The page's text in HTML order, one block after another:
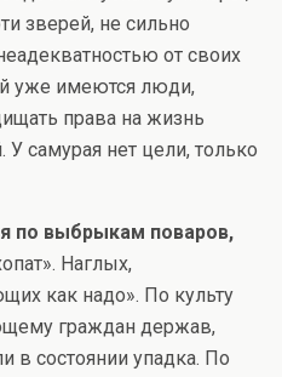
зверей, не сильно
от своих
уже имеются люди,
права на жизнь
самурая нет цели, только
по выбрыкам поваров,
Наглых,
как надо». По культу
граждан держав,
в состоянии упадка. По